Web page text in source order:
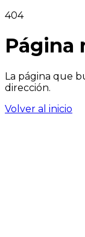
404
Página
La página que
dirección.
Volver al inicio